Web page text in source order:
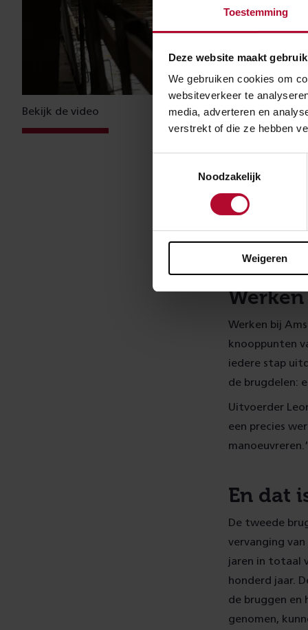
Toestemming
Deze website maakt
We gebruiken cookies om
websiteverkeer te
media, adverteren en
verstrekt of die ze hebben
Noodzakelijk
Weigeren
Bekijk de video
Goede
“De
weten elkaar
Werken bij
knooppunten
iedere stap
de brugdelen:
Uitvoerder
een precies
En dat
De tweede
vervanging
jaren in totaal
honderd jaar.
de bruggen en
genomen,